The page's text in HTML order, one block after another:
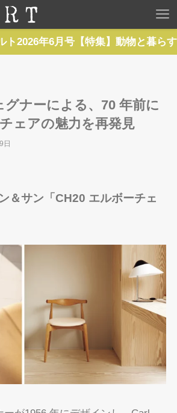
HOME
BACKNUMBER
SERIES
2026年6月号【特集】動物と暮らす
ナーによる、70 年前に
ェアの魅力を再発見
日
＆サン「CH20 エルボーチェ